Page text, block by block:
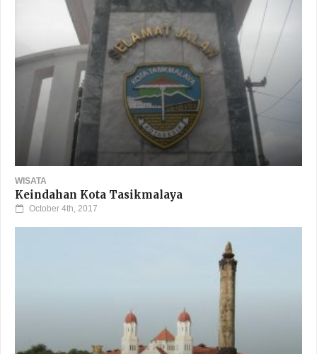
WISATA
Keindahan Kota Tasikmalaya
October 4th, 2017